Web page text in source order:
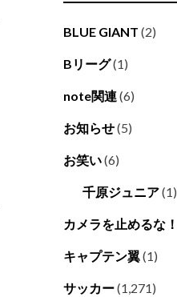
BLUE GIANT (2)
Bリーグ(1)
note関連(6)
お知らせ(5)
お笑い(6)
千原ジュニア(1)
カメラを止めるな！
キャプテン翼(1)
サッカー(1,271)